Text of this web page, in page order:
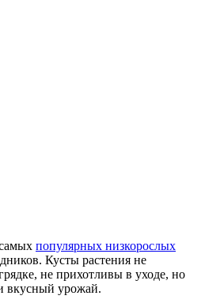
популярных низкорослых
Кусты растения не
не прихотливы в уходе, но
вкусный урожай.